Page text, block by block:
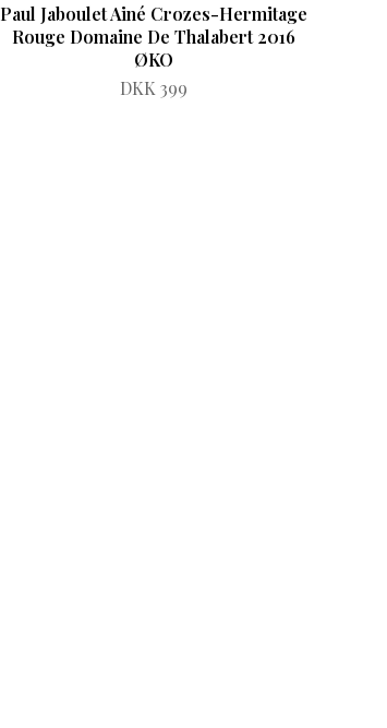
Paul Jaboulet Ainé Crozes-Hermitage
Rouge Domaine De Thalabert 2016
ØKO
DKK 399